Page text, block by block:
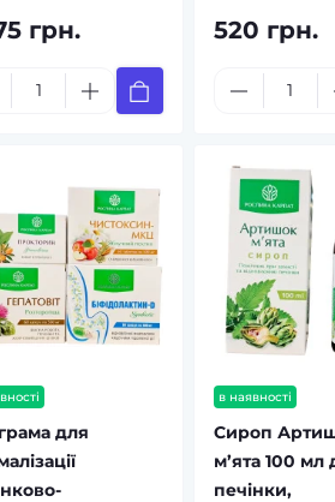
грн. 520 грн.
для
в наявності
Сироп
м’ята 100 мл
печінки,